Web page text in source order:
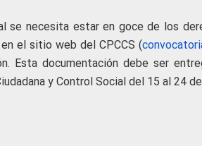
se necesita estar en goce de los
el sitio web del CPCCS (
Esta documentación debe ser
y Control Social del 15 al 24